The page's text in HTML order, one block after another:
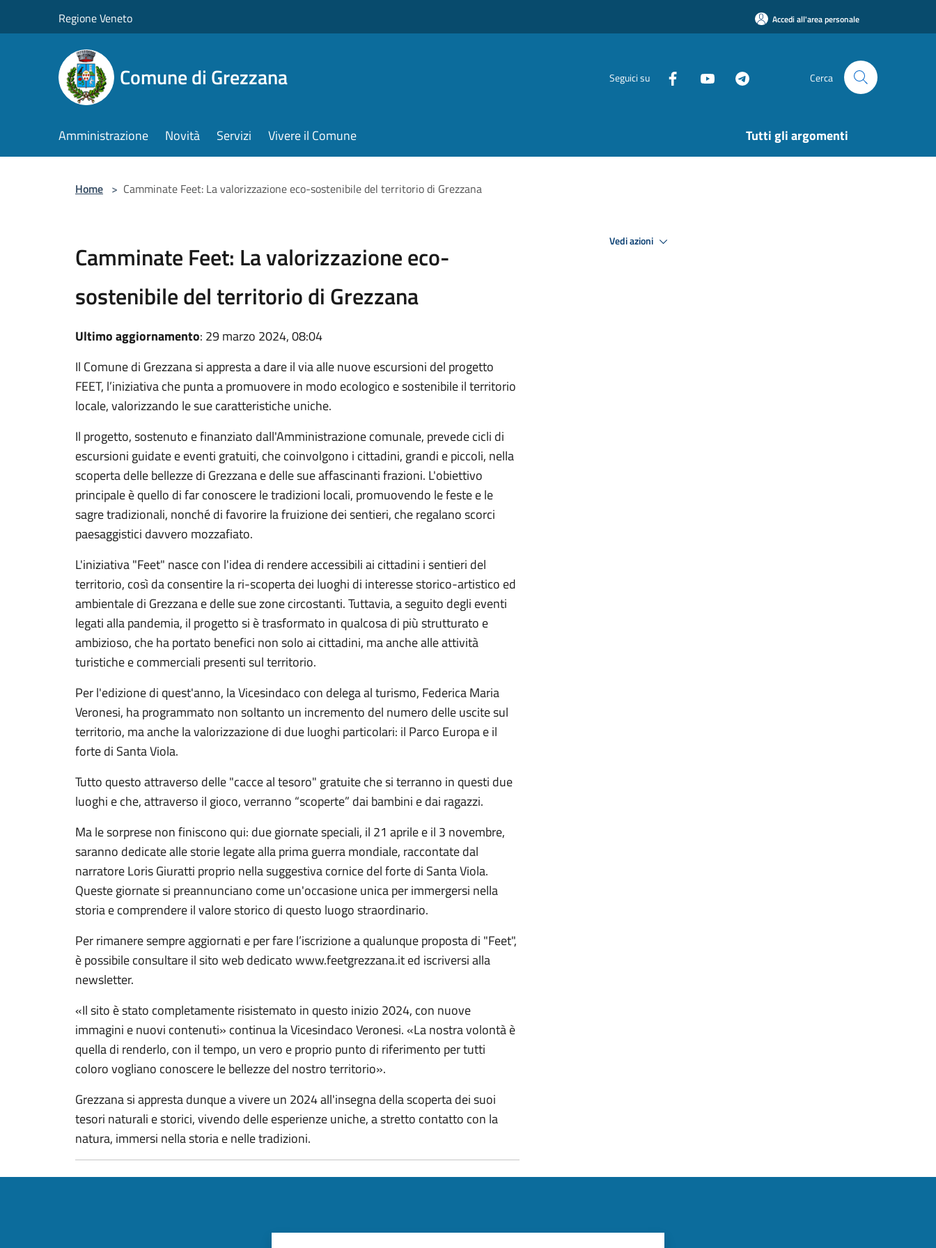
Regione Veneto Accedi all'area personale
Comune di Grezzana Seguici su Cerca
Amministrazione Novità Servizi Vivere il Comune Tutti gli argomenti
Home > Camminate Feet: La valorizzazione eco-sostenibile del territorio di Grezzana
Camminate Feet: La valorizzazione eco-
sostenibile del territorio di Grezzana
Ultimo aggiornamento: 29 marzo 2024, 08:04
Il Comune di Grezzana si appresta a dare il via alle nuove escursioni del progetto
FEET, l’iniziativa che punta a promuovere in modo ecologico e sostenibile il territorio
locale, valorizzando le sue caratteristiche uniche.
Il progetto, sostenuto e finanziato dall'Amministrazione comunale, prevede cicli di
escursioni guidate e eventi gratuiti, che coinvolgono i cittadini, grandi e piccoli, nella
scoperta delle bellezze di Grezzana e delle sue affascinanti frazioni. L'obiettivo
principale è quello di far conoscere le tradizioni locali, promuovendo le feste e le
sagre tradizionali, nonché di favorire la fruizione dei sentieri, che regalano scorci
paesaggistici davvero mozzafiato.
L'iniziativa "Feet" nasce con l'idea di rendere accessibili ai cittadini i sentieri del
territorio, così da consentire la ri-scoperta dei luoghi di interesse storico-artistico ed
ambientale di Grezzana e delle sue zone circostanti. Tuttavia, a seguito degli eventi
legati alla pandemia, il progetto si è trasformato in qualcosa di più strutturato e
ambizioso, che ha portato benefici non solo ai cittadini, ma anche alle attività
turistiche e commerciali presenti sul territorio.
Per l'edizione di quest'anno, la Vicesindaco con delega al turismo, Federica Maria
Veronesi, ha programmato non soltanto un incremento del numero delle uscite sul
territorio, ma anche la valorizzazione di due luoghi particolari: il Parco Europa e il
forte di Santa Viola.
Tutto questo attraverso delle "cacce al tesoro" gratuite che si terranno in questi due
luoghi e che, attraverso il gioco, verranno “scoperte” dai bambini e dai ragazzi.
Ma le sorprese non finiscono qui: due giornate speciali, il 21 aprile e il 3 novembre,
saranno dedicate alle storie legate alla prima guerra mondiale, raccontate dal
narratore Loris Giuratti proprio nella suggestiva cornice del forte di Santa Viola.
Queste giornate si preannunciano come un'occasione unica per immergersi nella
storia e comprendere il valore storico di questo luogo straordinario.
Per rimanere sempre aggiornati e per fare l’iscrizione a qualunque proposta di "Feet",
è possibile consultare il sito web dedicato www.feetgrezzana.it ed iscriversi alla
newsletter.
«Il sito è stato completamente risistemato in questo inizio 2024, con nuove
immagini e nuovi contenuti» continua la Vicesindaco Veronesi. «La nostra volontà è
quella di renderlo, con il tempo, un vero e proprio punto di riferimento per tutti
coloro vogliano conoscere le bellezze del nostro territorio».
Grezzana si appresta dunque a vivere un 2024 all'insegna della scoperta dei suoi
tesori naturali e storici, vivendo delle esperienze uniche, a stretto contatto con la
natura, immersi nella storia e nelle tradizioni.
Vedi azioni